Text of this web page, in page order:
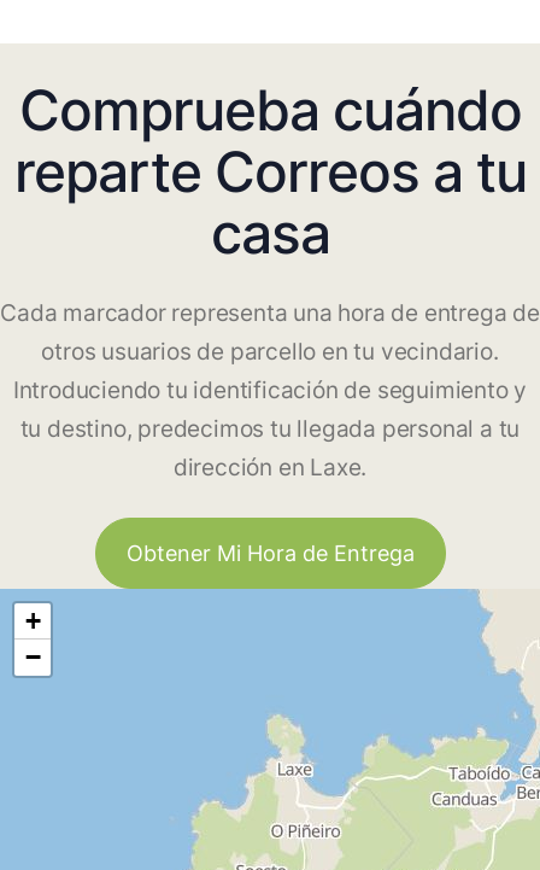
Comprueba cuándo
reparte Correos a tu
casa
Cada marcador representa una hora de entrega de
otros usuarios de parcello en tu vecindario.
Introduciendo tu identificación de seguimiento y
tu destino, predecimos tu llegada personal a tu
dirección en Laxe.
Obtener Mi Hora de Entrega
+
−